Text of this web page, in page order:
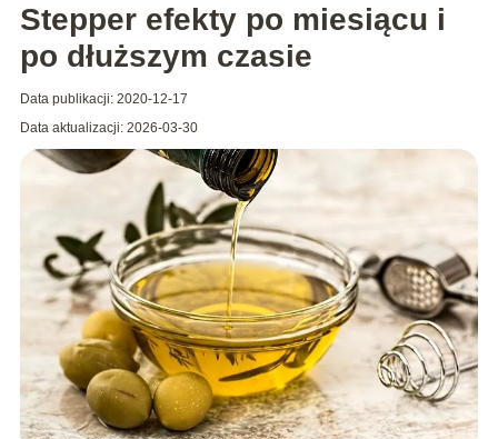
Stepper efekty po miesiącu i
po dłuższym czasie
Data publikacji: 2020-12-17
Data aktualizacji: 2026-03-30